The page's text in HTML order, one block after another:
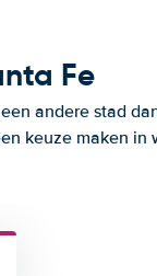
Fe
andere stad
keuze maken in